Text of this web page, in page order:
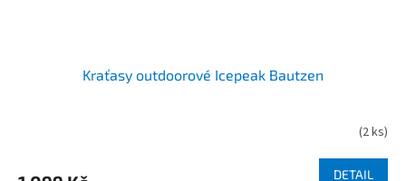
Kraťasy outdoorové Icepeak Bautzen
(2 ks)
DETAIL